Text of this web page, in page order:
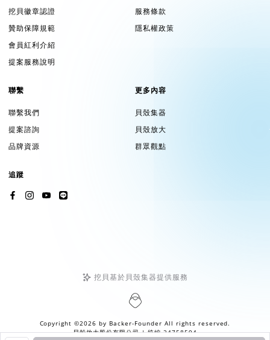
挖貝徽章認證
贊助保障規範
會員紅利介紹
提案服務說明
服務條款
隱私權政策
聯繫
聯繫我們
提案諮詢
品牌資源
更多內容
貝殼集器
貝殼放大
群眾觀點
追蹤
挖貝基於貝殼集器提供服務
Copyright ©2026 by Backer-Founder All rights reserved.
貝殼放大股份有限公司| 統編 24758594